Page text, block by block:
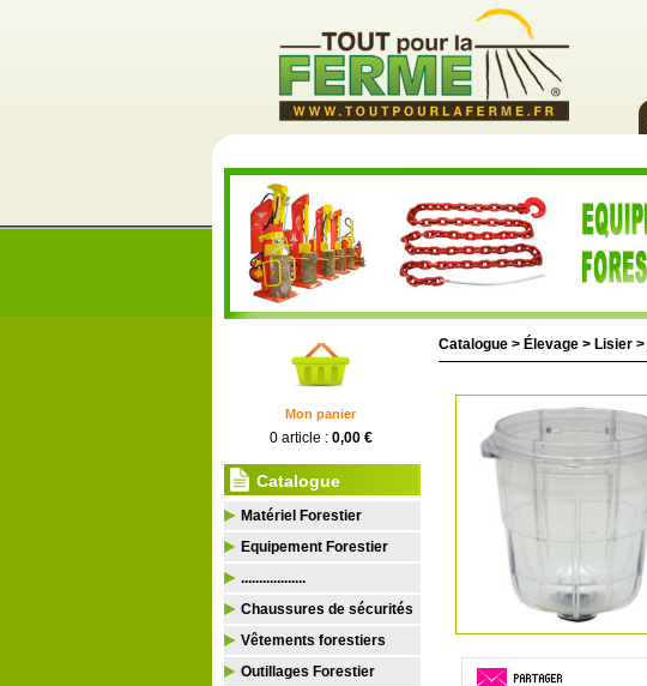
Mon panier
0 article : 0,00 €
Catalogue
Matériel Forestier
Equipement Forestier
..................
Chaussures de sécurités
Vêtements forestiers
Outillages Forestier
Catalogue > Élevage > Lisier >